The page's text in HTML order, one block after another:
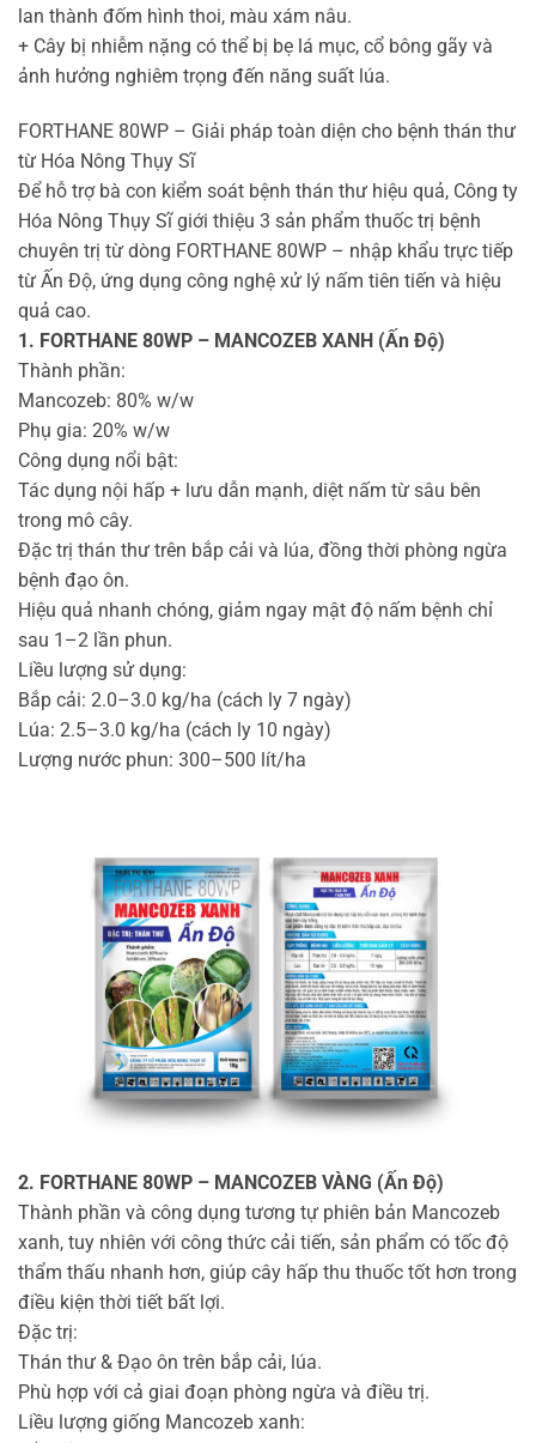
lan thành đốm hình thoi, màu xám nâu.
+ Cây bị nhiễm nặng có thể bị bẹ lá mục, cổ bông gãy và
ảnh hưởng nghiêm trọng đến năng suất lúa.
FORTHANE 80WP – Giải pháp toàn diện cho bệnh thán thư
từ Hóa Nông Thụy Sĩ
Để hỗ trợ bà con kiểm soát bệnh thán thư hiệu quả, Công ty
Hóa Nông Thụy Sĩ giới thiệu 3 sản phẩm thuốc trị bệnh
chuyên trị từ dòng FORTHANE 80WP – nhập khẩu trực tiếp
từ Ấn Độ, ứng dụng công nghệ xử lý nấm tiên tiến và hiệu
quả cao.
1. FORTHANE 80WP – MANCOZEB XANH (Ấn Độ)
Thành phần:
Mancozeb: 80% w/w
Phụ gia: 20% w/w
Công dụng nổi bật:
Tác dụng nội hấp + lưu dẫn mạnh, diệt nấm từ sâu bên
trong mô cây.
Đặc trị thán thư trên bắp cải và lúa, đồng thời phòng ngừa
bệnh đạo ôn.
Hiệu quả nhanh chóng, giảm ngay mật độ nấm bệnh chỉ
sau 1–2 lần phun.
Liều lượng sử dụng:
Bắp cải: 2.0–3.0 kg/ha (cách ly 7 ngày)
Lúa: 2.5–3.0 kg/ha (cách ly 10 ngày)
Lượng nước phun: 300–500 lít/ha
2. FORTHANE 80WP – MANCOZEB VÀNG (Ấn Độ)
Thành phần và công dụng tương tự phiên bản Mancozeb
xanh, tuy nhiên với công thức cải tiến, sản phẩm có tốc độ
thẩm thấu nhanh hơn, giúp cây hấp thu thuốc tốt hơn trong
điều kiện thời tiết bất lợi.
Đặc trị:
Thán thư & Đạo ôn trên bắp cải, lúa.
Phù hợp với cả giai đoạn phòng ngừa và điều trị.
Liều lượng giống Mancozeb xanh: